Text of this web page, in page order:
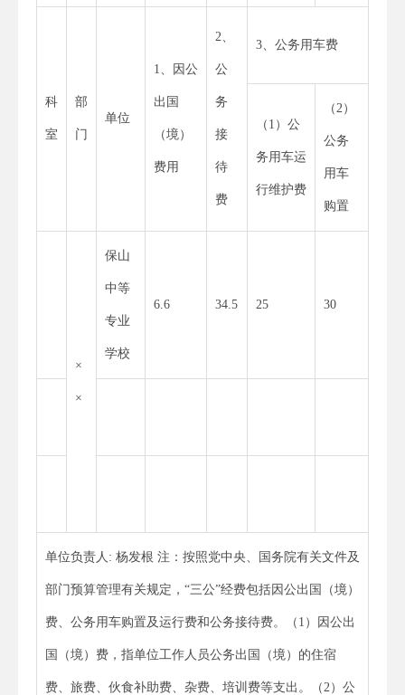
科
室
部
门
单位
1、因公
出国
（境）
费用
2、
公
务
接
待
费
3、公务用车费
（1）公
务用车运
行维护费
（2）
公务
用车
购置
×
×
保山
中等
专业
学校
6.6 34.5 25 30
单位负责人: 杨发根 注：按照党中央、国务院有关文件及
部门预算管理有关规定，“三公”经费包括因公出国（境）
费、公务用车购置及运行费和公务接待费。（1）因公出
国（境）费，指单位工作人员公务出国（境）的住宿
费、旅费、伙食补助费、杂费、培训费等支出。（2）公